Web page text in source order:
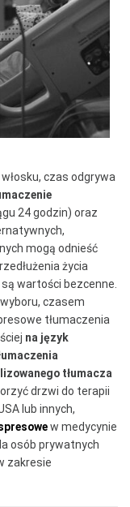
czas odgrywa
24 godzin) oraz
mogą odnieść
życia
wartości bezcenne.
czasem
tłumaczenia
na język
tłumacza
drzwi do terapii
lub innych,
w medycynie
osób prywatnych
zakresie